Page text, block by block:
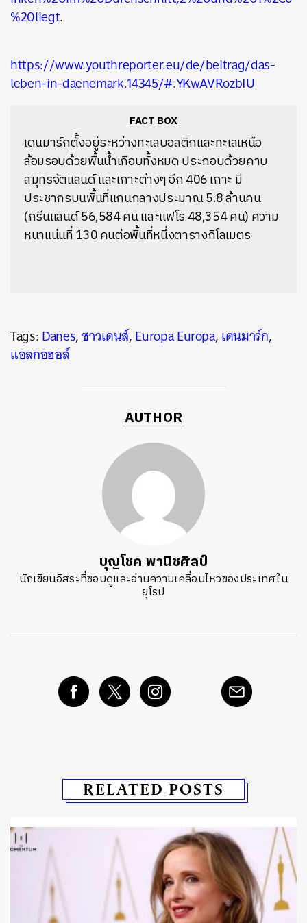
%20liegt.
https://www.youthreporter.eu/de/beitrag/das-
leben-in-daenemark.14345/#.YKwAVRozbIU
FACT BOX
เดนมาร์กตั้งอยู่ระหว่างทะเลบอลติกและทะเลเหนือ
ล้อมรอบด้วยพื้นน้ำเกือบทั้งหมด ประกอบด้วยคาบ
สมุทรจัตแลนด์ และเกาะต่างๆ อีก 406 เกาะ มี
ประชากรบนพื้นที่แกนกลางประมาณ 5.8 ล้านคน
(กรีนแลนด์ 56,584 คน และแฟโร 48,354 คน) ความ
หนาแน่นที่ 130 คนต่อพื้นที่หนึ่งตารางกิโลเมตร
Tags:Danes,ชาวเดนส์,Europa Europa,เดนมาร์ก,
แอลกอฮอล์
AUTHOR
บุญโชค พานิชศิลป์
นักเขียนอิสระที่ชอบดูและอ่านความเคลื่อนไหวของประเทศใน
ยุโรป
RELATED POSTS